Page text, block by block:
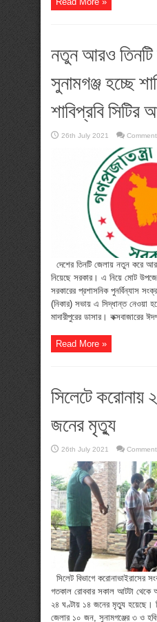
নতুন আরও তিনটি
সুনামগঞ্জ হচ্ছে
শাবিপ্রবি
26th July 2021
দেশের তিনটি জেলায় নতুন করে
নিয়েছে সরকার। এ নিয়ে মোট
সরকারের প্রশাসনিক পুনর্বিন্যাস
(নিকার) সভায় এ সিদ্ধান্ত নেওয়া
মাদারীপুরের ডাসার। কক্সবাজারের
Read More »
‌সিলেটে করোনায়
জনের মৃত্যু
26th July 2021
সিলেট বিভাগে করোনাভাইরাসের
গতকাল রোববার সকাল আটটা
২৪ ঘণ্টায় ১৪ জনের মৃত্যু হয়েছে।
জেলার ১০ জন, সুনামগঞ্জের ৩ ও